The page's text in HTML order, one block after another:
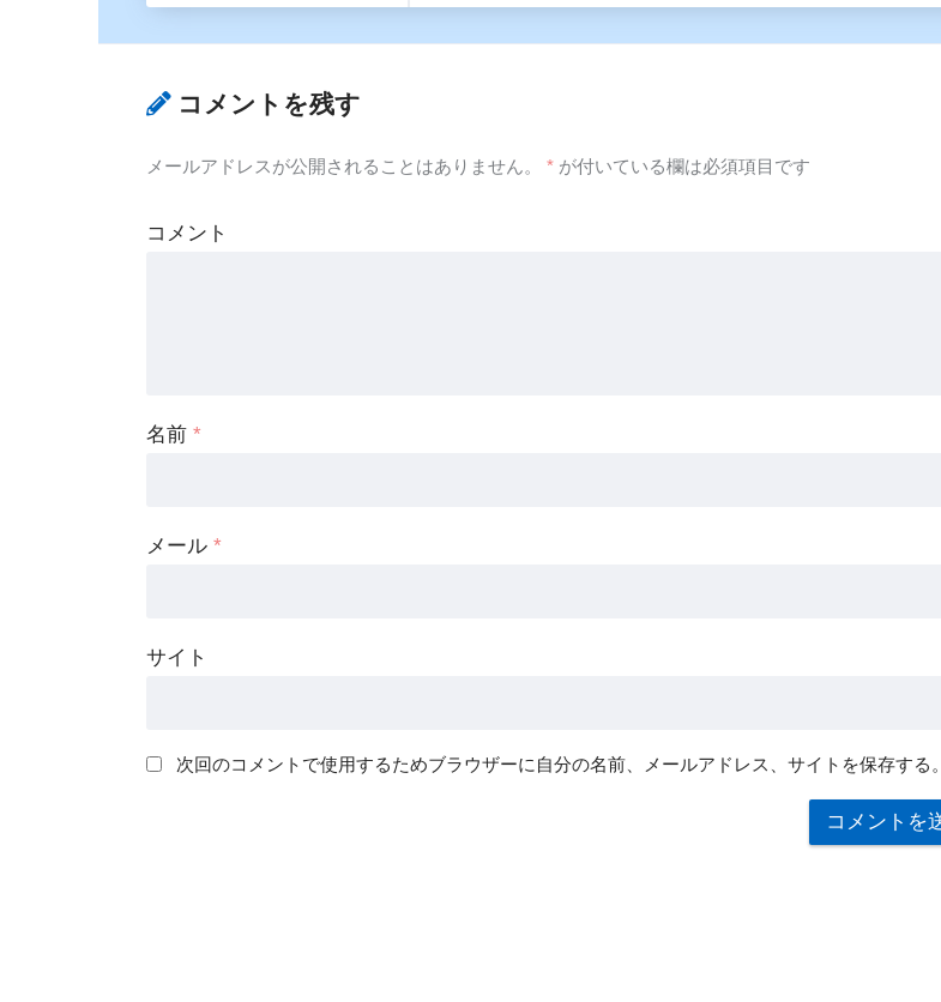
コメントを残す
メールアドレスが公開されることはありません。 * が付いている欄は必須項目です
コメント
名前 *
メール *
サイト
次回のコメントで使用するためブラウザーに自分の名前、メールアドレス、サイトを保存する。